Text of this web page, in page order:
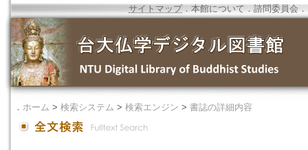
サイトマップ．本館について ． 諮問委員会 ．
． ホーム > 検索システム > 検索エンジン > 書誌の詳細内容